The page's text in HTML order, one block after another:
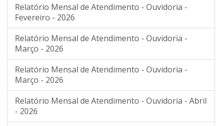
Relatório Mensal de Atendimento - Ouvidoria -
Fevereiro - 2026
Relatório Mensal de Atendimento - Ouvidoria -
Março - 2026
Relatório Mensal de Atendimento - Ouvidoria -
Março - 2026
Relatório Mensal de Atendimento - Ouvidoria - Abril
- 2026